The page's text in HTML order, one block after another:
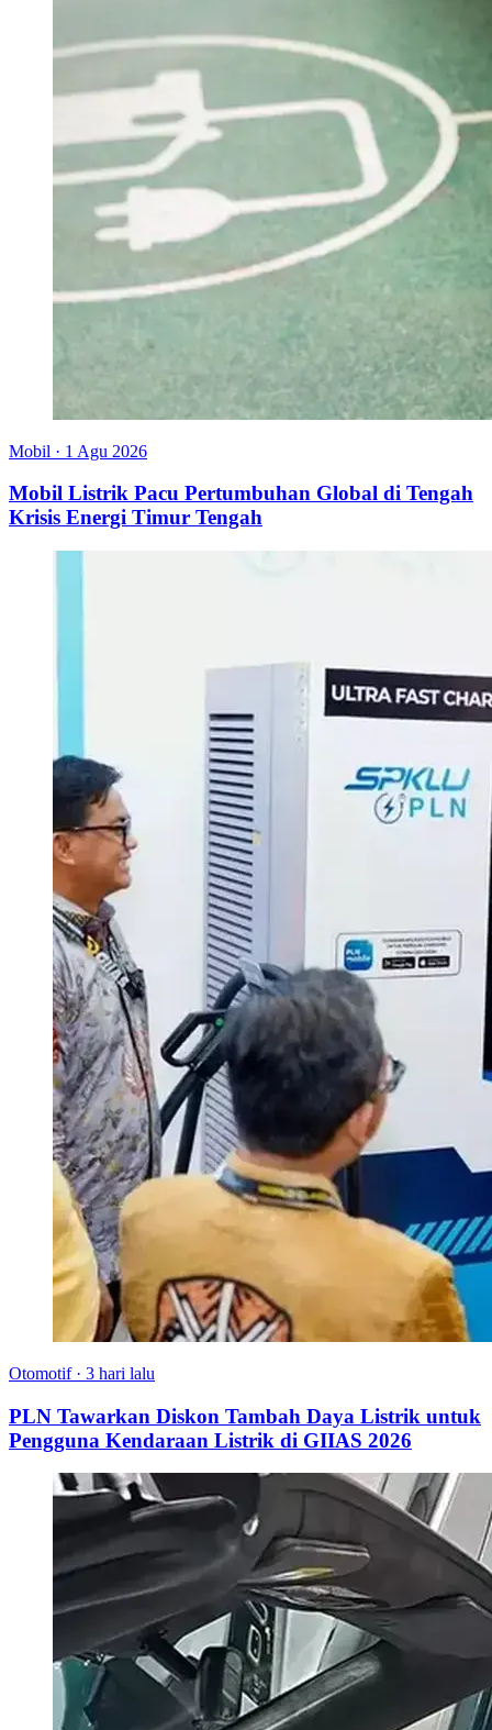
Mobil · 1 Agu 2026
Mobil Listrik Pacu Pertumbuhan Global di Tengah
Krisis Energi Timur Tengah
Otomotif · 3 hari lalu
PLN Tawarkan Diskon Tambah Daya Listrik untuk
Pengguna Kendaraan Listrik di GIIAS 2026